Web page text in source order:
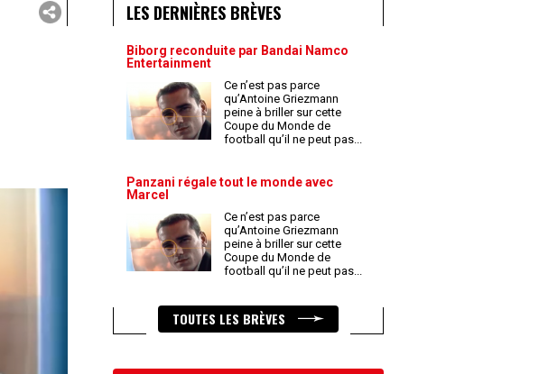
LES DERNIÈRES BRÈVES
Biborg reconduite par Bandai Namco
Entertainment
Ce n’est pas parce
qu’Antoine Griezmann
peine à briller sur cette
Coupe du Monde de
football qu’il ne peut pas...
Panzani régale tout le monde avec
Marcel
Ce n’est pas parce
qu’Antoine Griezmann
peine à briller sur cette
Coupe du Monde de
football qu’il ne peut pas...
TOUTES LES BRÈVES